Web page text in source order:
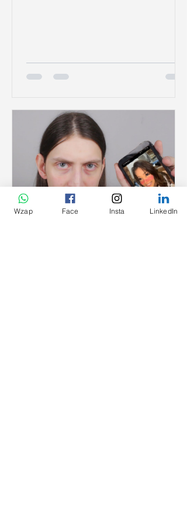
Wzap Face Insta LinkedIn